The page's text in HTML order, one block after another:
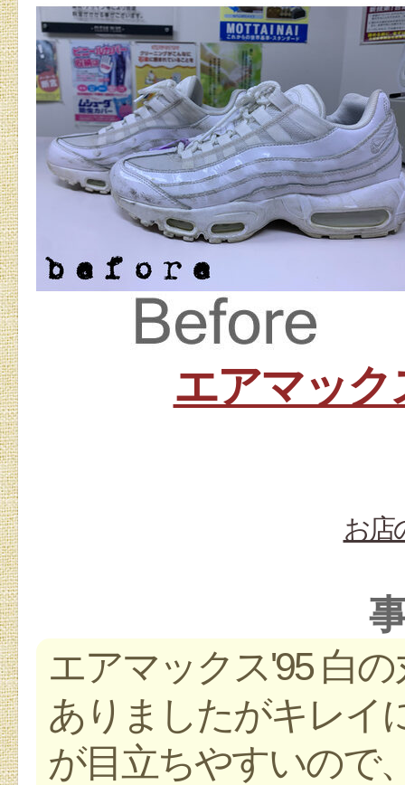
エアマッ
お店
エアマックス'95 白
ありましたがキレイ
が目立ちやすいので